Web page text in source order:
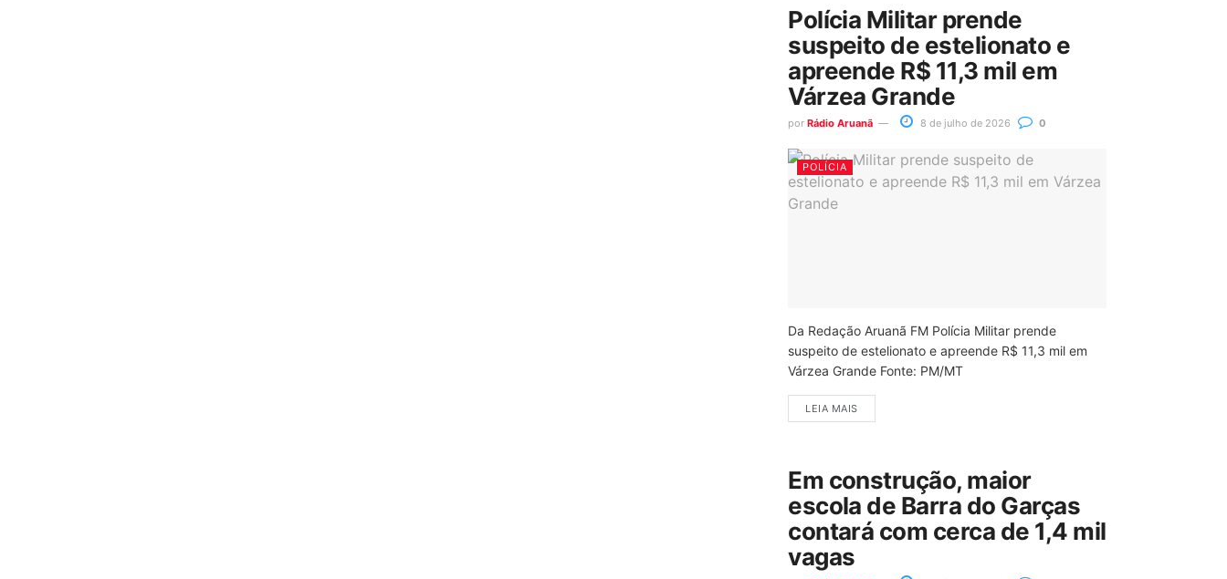
Polícia Militar prende
suspeito de estelionato e
apreende R$ 11,3 mil em
Várzea Grande
por Rádio Aruanã 8 de julho de 2026 0
POLÍCIA
Da Redação Aruanã FM Polícia Militar prende
suspeito de estelionato e apreende R$ 11,3 mil em
Várzea Grande Fonte: PM/MT
LEIA MAIS
Em construção, maior
escola de Barra do Garças
contará com cerca de 1,4 mil
vagas